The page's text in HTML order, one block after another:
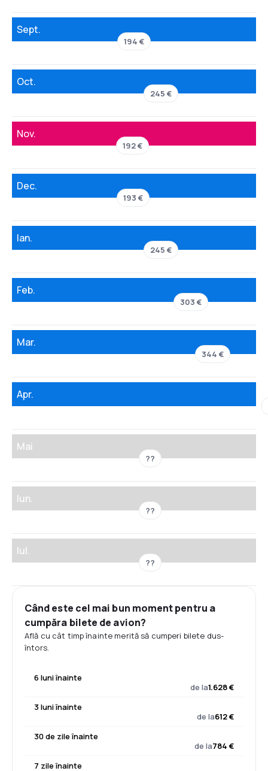
Sept.
194 €
Oct.
245 €
Nov.
192 €
Dec.
193 €
Ian.
245 €
Feb.
303 €
Mar.
344 €
Apr.
Mai
??
Iun.
??
Iul.
??
Când este cel mai bun moment pentru a
cumpăra bilete de avion?
Află cu cât timp înainte merită să cumperi bilete dus-
întors.
6 luni înainte
de la1.628 €
3 luni înainte
de la612 €
30 de zile înainte
de la784 €
7 zile înainte